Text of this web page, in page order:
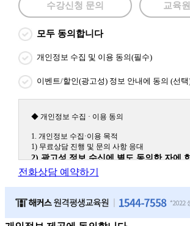
수강신청 문의 교육
모두 동의합니다
개인정보 수집 및 이용 동의(필수)
이벤트/할인(광고성) 정보 안내에 동의 (선택
◆ 개인정보 수집 · 이용 동의
1. 개인정보 수집·이용 목적
1) 무료상담 진행 및 문의 사항 응대
2) 광고성 정보 수신에 별도 동의한 자에
원격평생교육원을 비롯한 해커스 교육그
(해커스교육그룹: 해커스인강, 해커스프랩, 해커
원, 해커스경찰, 해커스소방, 해커스공인중개사,
전화상담 예약하기